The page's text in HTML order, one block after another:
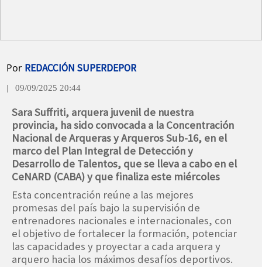
Por REDACCIÓN SUPERDEPOR
| 09/09/2025 20:44
Sara Suffriti, arquera juvenil de nuestra
provincia, ha sido convocada a la Concentración
Nacional de Arqueras y Arqueros Sub-16, en el
marco del Plan Integral de Detección y
Desarrollo de Talentos, que se lleva a cabo en el
CeNARD (CABA) y que finaliza este miércoles
Esta concentración reúne a las mejores
promesas del país bajo la supervisión de
entrenadores nacionales e internacionales, con
el objetivo de fortalecer la formación, potenciar
las capacidades y proyectar a cada arquera y
arquero hacia los máximos desafíos deportivos.